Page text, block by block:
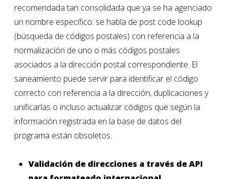
recomendada tan consolidada que ya se ha agenciado
un nombre específico: se habla de post code lookup
(búsqueda de códigos postales) con referencia a la
normalización de uno o más códigos postales
asociados a la dirección postal correspondiente. El
saneamiento puede servir para identificar el código
correcto con referencia a la dirección, duplicaciones y
unificarlas o incluso actualizar códigos que según la
información registrada en la base de datos del
programa están obsoletos.
Validación de direcciones a través de API